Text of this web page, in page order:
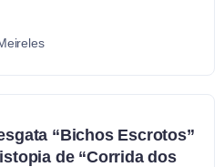
“Bichos Escrotos”
de “Corrida dos